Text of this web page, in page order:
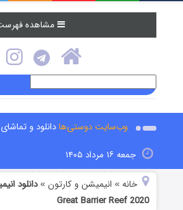
مشاهده
وب‌سایت دوستی‌هادانلود و
جمعه ۱۶ مرداد ۱۴۰۵
خانه » انیمیشن و کارتون »
Great Barrier Reef 2020